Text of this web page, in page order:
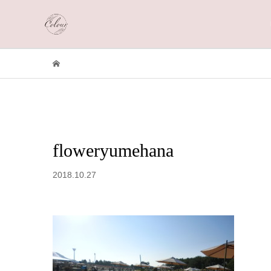
floweryumehana
2018.10.27